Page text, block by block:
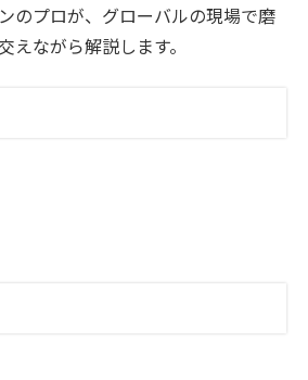
のプロが、グローバルの現場で磨
ながら解説します。